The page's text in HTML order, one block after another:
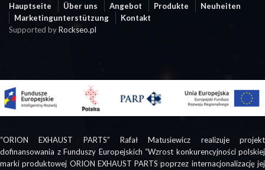
Hauptseite Über uns Angebot Produkte
Neuheiten
Marketingunterstützung
Kontakt
Supported byRockseo.pl
“ORION EXHAUST PARTS” Rafał Matusiewicz realizuje projekt
dofinansowania z Funduszy Europejskich “Wzrost konkurencyjności polskiej
marki produktowej ORION EXHAUST PARTS poprzez internacjonalizację jej